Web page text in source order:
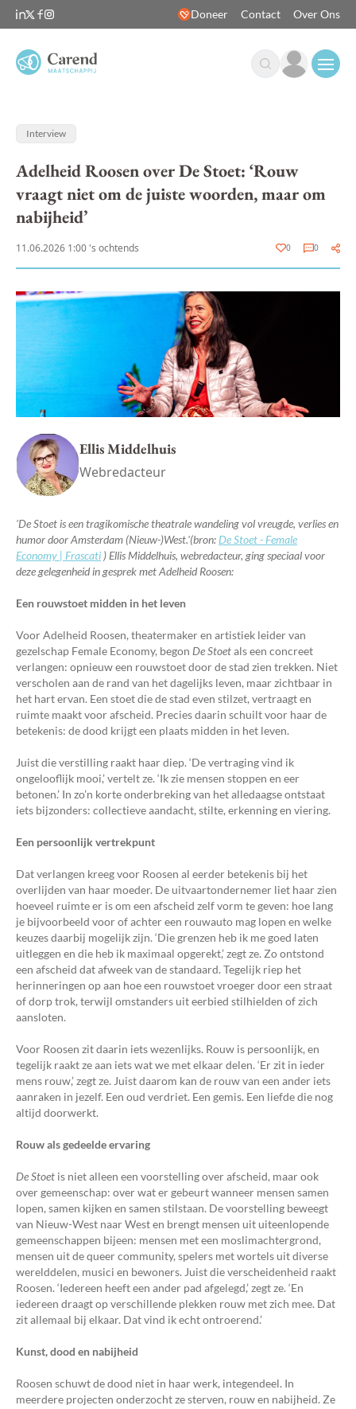
Doneer Contact Over Ons
Interview
Adelheid Roosen over De Stoet: ‘Rouw
vraagt niet om de juiste woorden, maar om
nabijheid’
11.06.2026 1:00 's ochtends 0 0
Ellis Middelhuis
Webredacteur
'De Stoet is een tragikomische theatrale wandeling vol vreugde, verlies en
humor door Amsterdam (Nieuw-)West.'(bron: De Stoet - Female
Economy | Frascati ) Ellis Middelhuis, webredacteur, ging speciaal voor
deze gelegenheid in gesprek met Adelheid Roosen:
Een rouwstoet midden in het leven
Voor Adelheid Roosen, theatermaker en artistiek leider van
gezelschap Female Economy, begon De Stoetals een concreet
verlangen: opnieuw een rouwstoet door de stad zien trekken. Niet
verscholen aan de rand van het dagelijks leven, maar zichtbaar in
het hart ervan. Een stoet die de stad even stilzet, vertraagt en
ruimte maakt voor afscheid. Precies daarin schuilt voor haar de
betekenis: de dood krijgt een plaats midden in het leven.
Juist die verstilling raakt haar diep. ‘De vertraging vind ik
ongelooflijk mooi,’ vertelt ze. ‘Ik zie mensen stoppen en eer
betonen.’ In zo’n korte onderbreking van het alledaagse ontstaat
iets bijzonders: collectieve aandacht, stilte, erkenning en viering.
Een persoonlijk vertrekpunt
Dat verlangen kreeg voor Roosen al eerder betekenis bij het
overlijden van haar moeder. De uitvaartondernemer liet haar zien
hoeveel ruimte er is om een afscheid zelf vorm te geven: hoe lang
je bijvoorbeeld voor of achter een rouwauto mag lopen en welke
keuzes daarbij mogelijk zijn. ‘Die grenzen heb ik me goed laten
uitleggen en die heb ik maximaal opgerekt,’ zegt ze. Zo ontstond
een afscheid dat afweek van de standaard. Tegelijk riep het
herinneringen op aan hoe een rouwstoet vroeger door een straat
of dorp trok, terwijl omstanders uit eerbied stilhielden of zich
aansloten.
Voor Roosen zit daarin iets wezenlijks. Rouw is persoonlijk, en
tegelijk raakt ze aan iets wat we met elkaar delen. ‘Er zit in ieder
mens rouw,’ zegt ze. Juist daarom kan de rouw van een ander iets
aanraken in jezelf. Een oud verdriet. Een gemis. Een liefde die nog
altijd doorwerkt.
Rouw als gedeelde ervaring
De Stoet is niet alleen een voorstelling over afscheid, maar ook
over gemeenschap: over wat er gebeurt wanneer mensen samen
lopen, samen kijken en samen stilstaan. De voorstelling beweegt
van Nieuw-West naar West en brengt mensen uit uiteenlopende
gemeenschappen bijeen: mensen met een moslimachtergrond,
mensen uit de queer community, spelers met wortels uit diverse
werelddelen, musici en bewoners. Juist die verscheidenheid raakt
Roosen. ‘Iedereen heeft een ander pad afgelegd,’ zegt ze. ‘En
iedereen draagt op verschillende plekken rouw met zich mee. Dat
zit allemaal bij elkaar. Dat vind ik echt ontroerend.’
Kunst, dood en nabijheid
Roosen schuwt de dood niet in haar werk, integendeel. In
meerdere projecten onderzocht ze sterven, rouw en nabijheid. Ze